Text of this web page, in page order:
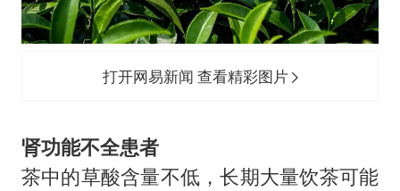
打开网易新闻 查看精彩图片
肾功能不全患者
茶中的草酸含量不低，长期大量饮茶可能